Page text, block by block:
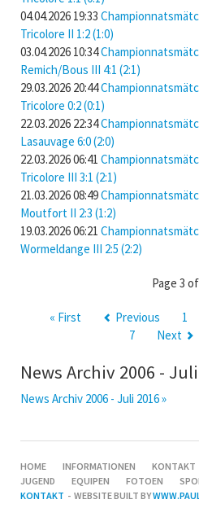
04.04.2026 19:33
Tricolore II 1:2 (1:0)
03.04.2026 10:34
Remich/Bous III 4:1 (2:1)
29.03.2026 20:44
Tricolore 0:2 (0:1)
22.03.2026 22:34
Lasauvage 6:0 (2:0)
22.03.2026 06:41
Tricolore III 3:1 (2:1)
21.03.2026 08:49
Moutfort II 2:3 (1:2)
19.03.2026 06:21
Wormeldange III 2:5 (2:2)
Page 3
« First Previous 1
7
Next
News Archiv 2006 -
News Archiv 2006 - Juli 2016 »
SKIP
NAVIGATION
HOME INFORMATIONEN KONTAKT
JUGEND
EQUIPEN FOTOEN
KONTAKT - WEBSITE BUILT BY